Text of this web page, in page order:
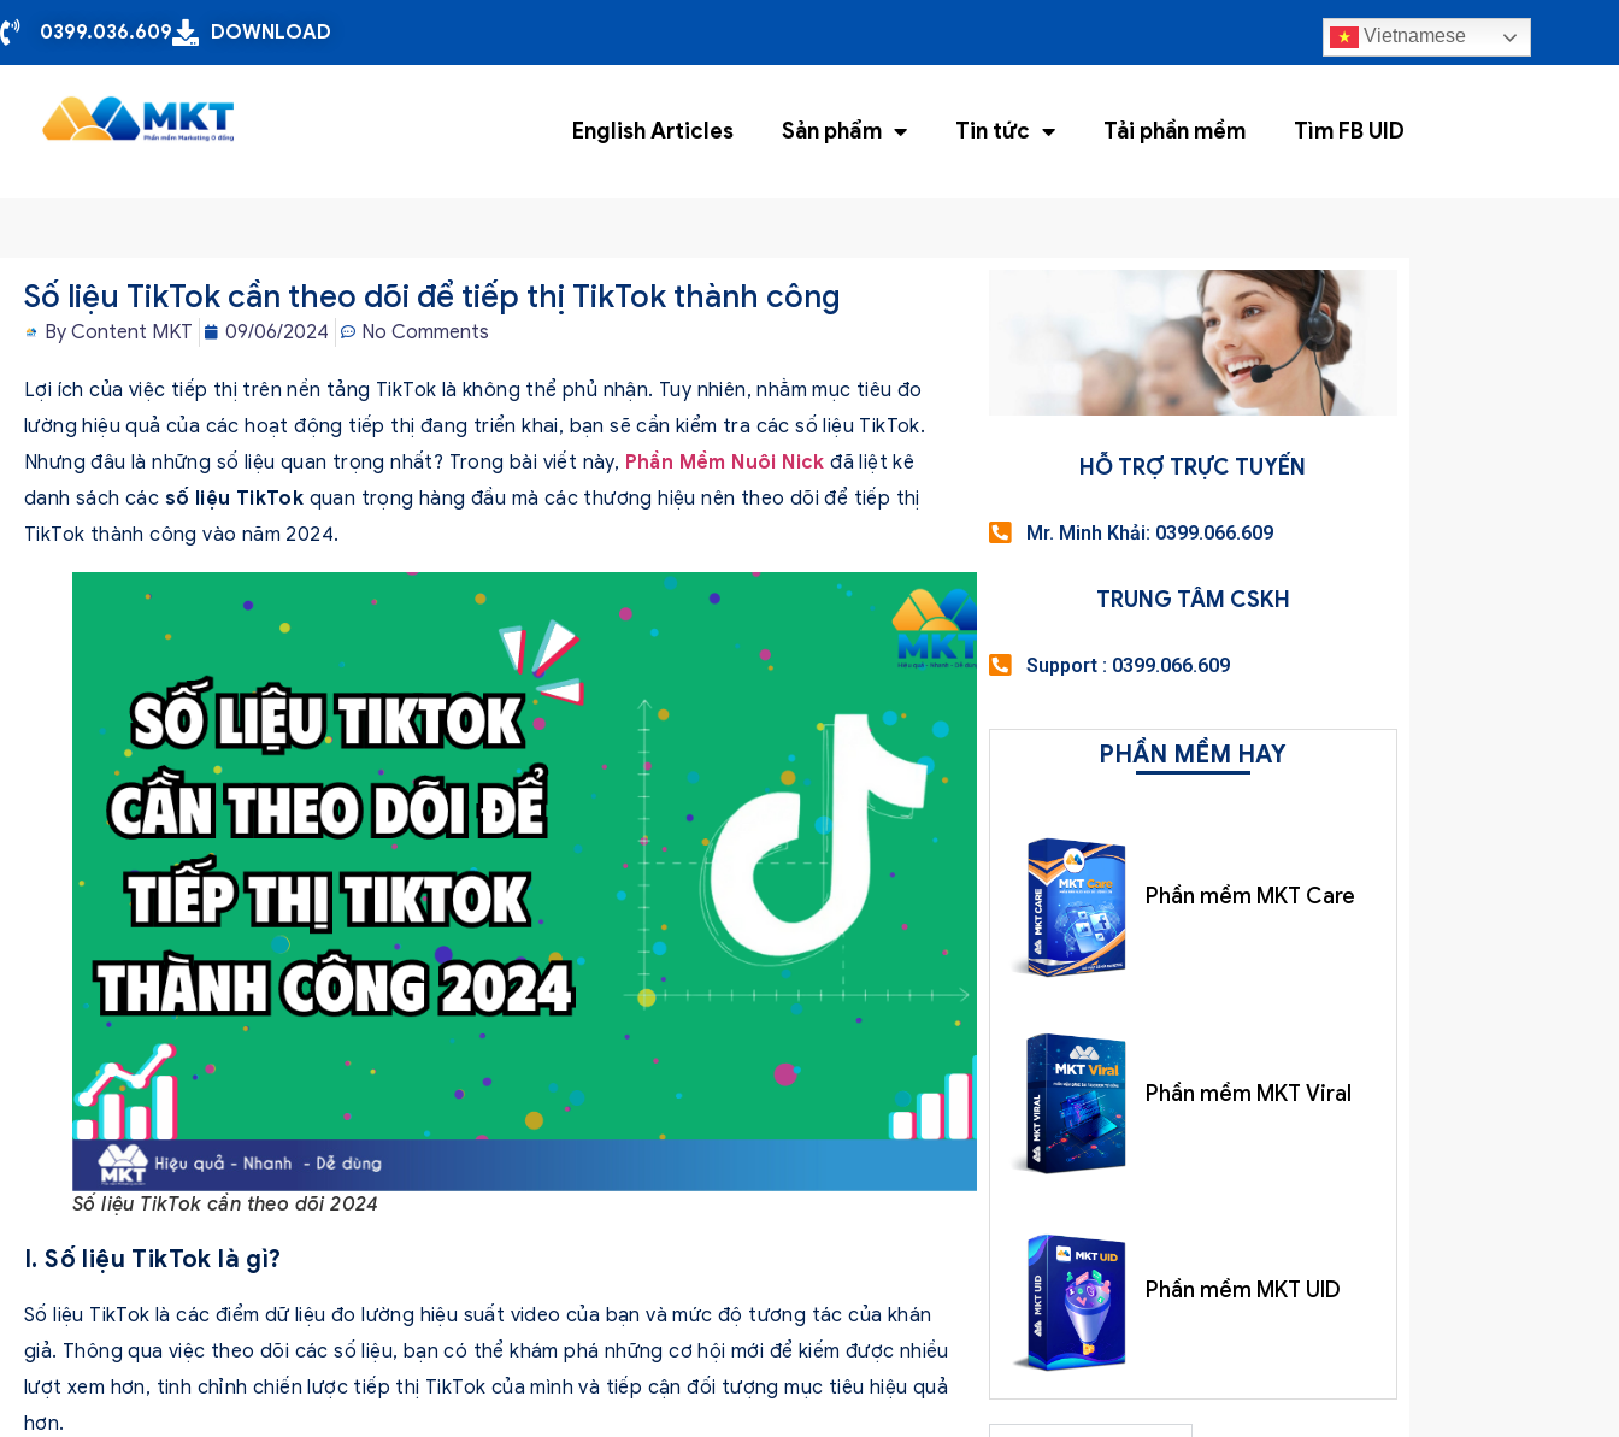
0399.036.609 DOWNLOAD Vietnamese
English Articles Sản phẩm Tin tức Tải phần mềm Tìm FB UID
Số liệu TikTok cần theo dõi để tiếp thị TikTok thành công
By Content MKT 09/06/2024 No Comments
Lợi ích của việc tiếp thị trên nền tảng TikTok là không thể phủ nhận. Tuy nhiên, nhằm mục tiêu đo
lường hiệu quả của các hoạt động tiếp thị đang triển khai, bạn sẽ cần kiểm tra các số liệu TikTok.
Nhưng đâu là những số liệu quan trọng nhất? Trong bài viết này, Phần Mềm Nuôi Nick đã liệt kê
danh sách các số liệu TikTok quan trọng hàng đầu mà các thương hiệu nên theo dõi để tiếp thị
TikTok thành công vào năm 2024.
Số liệu TikTok cần theo dõi 2024
I. Số liệu TikTok là gì?
Số liệu TikTok là các điểm dữ liệu đo lường hiệu suất video của bạn và mức độ tương tác của khán
giả. Thông qua việc theo dõi các số liệu, bạn có thể khám phá những cơ hội mới để kiếm được nhiều
lượt xem hơn, tinh chỉnh chiến lược tiếp thị TikTok của mình và tiếp cận đối tượng mục tiêu hiệu quả
hơn.
HỖ TRỢ TRỰC TUYẾN
Mr. Minh Khải: 0399.066.609
TRUNG TÂM CSKH
Support : 0399.066.609
PHẦN MỀM HAY
Phần mềm MKT Care
Phần mềm MKT Viral
Phần mềm MKT UID